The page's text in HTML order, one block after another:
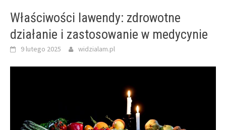
Właściwości lawendy: zdrowotne
działanie i zastosowanie w medycynie
9 lutego 2025 widzialam.pl